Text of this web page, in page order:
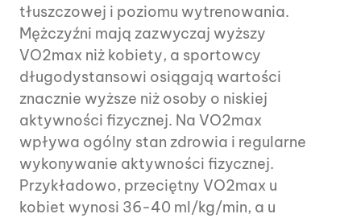
tłuszczowej i poziomu wytrenowania.
Mężczyźni mają zazwyczaj wyższy
VO2max niż kobiety, a sportowcy
długodystansowi osiągają wartości
znacznie wyższe niż osoby o niskiej
aktywności fizycznej. Na VO2max
wpływa ogólny stan zdrowia i regularne
wykonywanie aktywności fizycznej.
Przykładowo, przeciętny VO2max u
kobiet wynosi 36-40 ml/kg/min, a u